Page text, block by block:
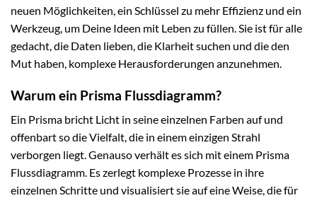
neuen Möglichkeiten, ein Schlüssel zu mehr Effizienz und ein
Werkzeug, um Deine Ideen mit Leben zu füllen. Sie ist für alle
gedacht, die Daten lieben, die Klarheit suchen und die den
Mut haben, komplexe Herausforderungen anzunehmen.
Warum ein Prisma Flussdiagramm?
Ein Prisma bricht Licht in seine einzelnen Farben auf und
offenbart so die Vielfalt, die in einem einzigen Strahl
verborgen liegt. Genauso verhält es sich mit einem Prisma
Flussdiagramm. Es zerlegt komplexe Prozesse in ihre
einzelnen Schritte und visualisiert sie auf eine Weise, die für